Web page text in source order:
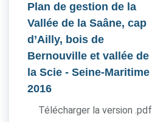
Plan de gestion de la
Vallée de la Saâne, cap
d’Ailly, bois de
Bernouville et vallée de
la Scie - Seine-Maritime
2016
Télécharger la version .pdf